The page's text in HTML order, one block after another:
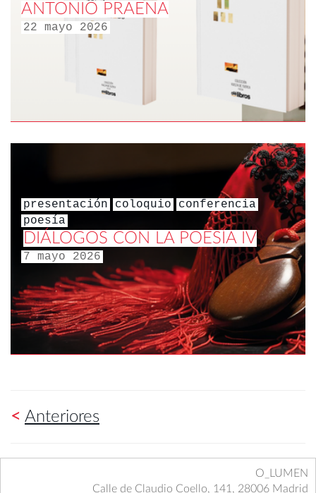
ANTONIO PRAENA
22 mayo 2026
presentación coloquio
conferencia
poesía
DIÁLOGOS CON LA POESÍA IV
7 mayo 2026
< Anteriores
O_LUMEN
Calle de Claudio Coello, 141, 28006 Madrid